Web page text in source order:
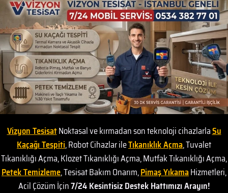
Vizyon TesisatNoktasal ve kırmadan son teknoloji cihazlarlaSu
Kaçağı Tespiti, Robot Cihazlar ileTıkanıklık Açma, Tuvalet
Tıkanıklığı Açma, Klozet Tıkanıklığı Açma, Mutfak Tıkanıklığı Açma,
Petek Temizleme, Tesisat Bakım Onarım,Pimaş YıkamaHizmetleri,
Acil Çözüm İçin7/24 Kesintisiz Destek Hattımızı Arayın!